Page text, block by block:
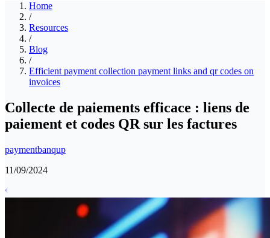
Home
/
Resources
/
Blog
/
Efficient payment collection payment links and qr codes on
invoices
Collecte de paiements efficace : liens de
paiement et codes QR sur les factures
paymentbanqup
11/09/2024